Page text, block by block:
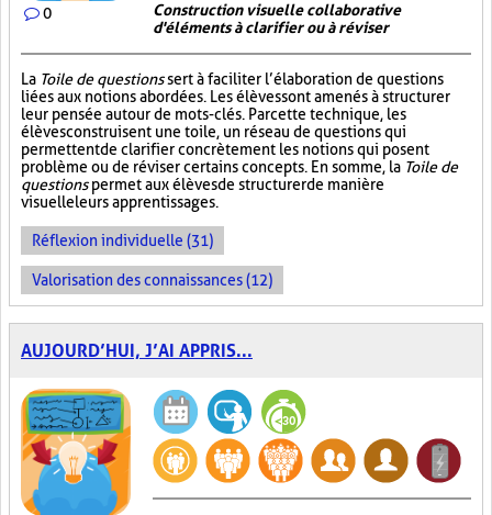
0
Construction visuelle collaborative
d'éléments à clarifier ou à réviser
La Toile de questionssert à faciliter l’élaboration de questions
liées aux notions abordées. Les élèves sont amenés à structurer
leur pensée autour de mots-clés. Par cette technique, les
élèves construisent une toile, un réseau de questions qui
permettent de clarifier concrètement les notions qui posent
problème ou de réviser certains concepts. En somme, la Toile de
questionspermet aux élèves de structurer de manière
visuelle leurs apprentissages.
Réflexion individuelle (31)
Valorisation des connaissances (12)
AUJOURD’HUI, J’AI APPRIS...